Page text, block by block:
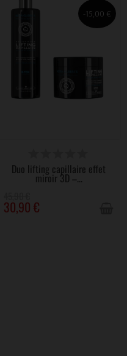
-15,00 €
Duo lifting capillaire effet
miroir 3D –...
30,90 €